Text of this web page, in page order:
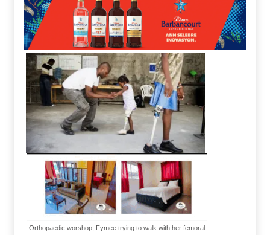
Orthopaedic worshop, Fymee trying to walk with her femoral